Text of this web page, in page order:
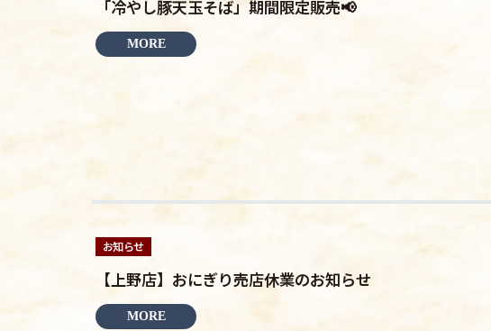
「冷やし豚天玉そば」期間限定販売📢
お知らせ
【上野店】おにぎり売店休業のお知らせ